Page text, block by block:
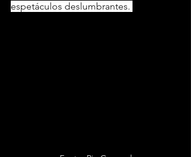
espetáculos deslumbrantes.